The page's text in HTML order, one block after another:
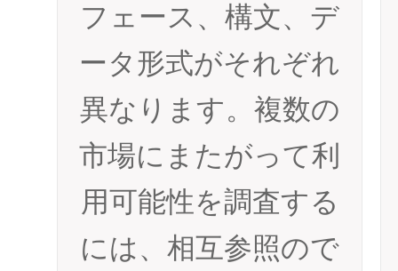
フェース、構文、デ
ータ形式がそれぞれ
異なります。複数の
市場にまたがって利
用可能性を調査する
には、相互参照ので